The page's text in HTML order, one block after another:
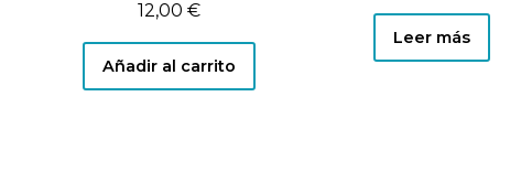
12,00€
Añadir al carrito
Leer más